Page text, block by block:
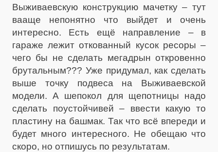
Выживаевскую конструкцию мачетку – тут
вааще непонятно что выйдет и очень
интересно. Есть ещё направление – в
гараже лежит откованный кусок ресоры –
чего бы не сделать мегадрын откровенно
брутальным??? Уже придумал, как сделать
выше точку подвеса на Выживаевской
модели. А шепокол для щепотницы надо
сделать поустойчивей – ввести какую то
пластину на башмак. Так что всё впереди и
будет много интересного. Не обещаю что
скоро, но отпишусь по результатам.